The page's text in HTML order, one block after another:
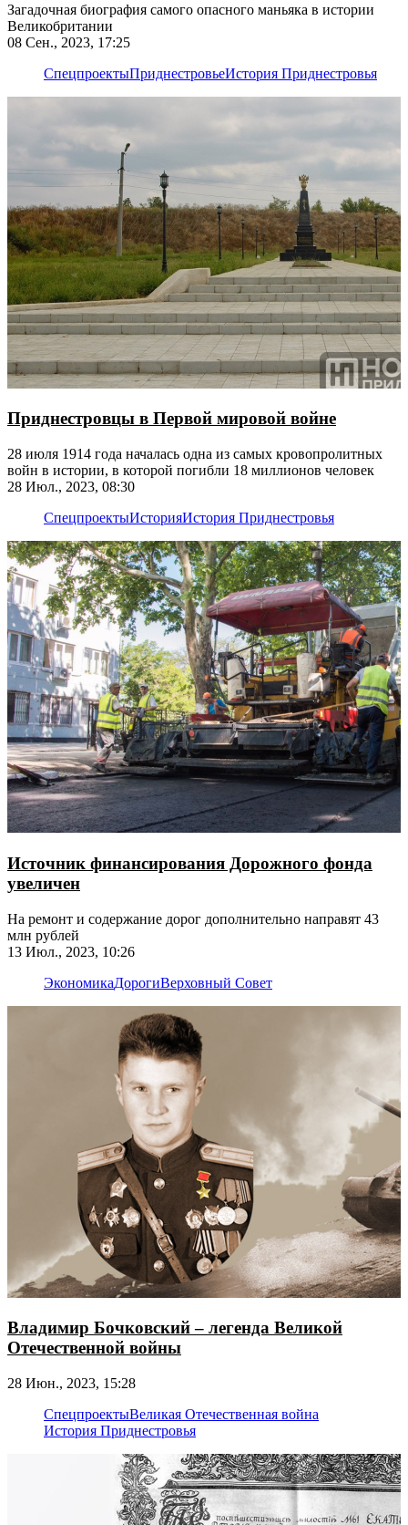
Загадочная биография самого опасного маньяка в истории
Великобритании
08 Сен., 2023, 17:25
СпецпроектыПриднестровьеИстория Приднестровья
Приднестровцы в Первой мировой войне
28 июля 1914 года началась одна из самых кровопролитных
войн в истории, в которой погибли 18 миллионов человек
28 Июл., 2023, 08:30
СпецпроектыИсторияИстория Приднестровья
Источник финансирования Дорожного фонда
увеличен
На ремонт и содержание дорог дополнительно направят 43
млн рублей
13 Июл., 2023, 10:26
ЭкономикаДорогиВерховный Совет
Владимир Бочковский – легенда Великой
Отечественной войны
28 Июн., 2023, 15:28
СпецпроектыВеликая Отечественная война
История Приднестровья